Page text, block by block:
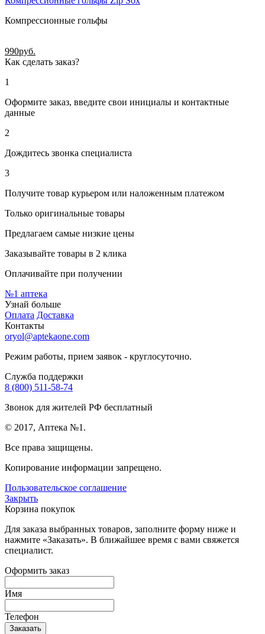
Компрессионные гольфы
990руб.
Как сделать заказ?
1
Оформите заказ, введите свои инициалы и контактные
данные
2
Дождитесь звонка специалиста
3
Получите товар курьером или наложенным платежом
Только оригинальные товары
Предлагаем самые низкие цены
Заказывайте товары в 2 клика
Оплачивайте при получении
№1 аптека
Узнай больше
Оплата Доставка
Контакты
oryol@aptekaone.com
Режим работы, прием заявок - круглосуточно.
Служба поддержки
8 (800) 511-58-74
Звонок для жителей РФ бесплатный
© 2017, Аптека №1.
Все права защищены.
Копирование информации запрещено.
Пользовательское соглашение
Закрыть
Корзина покупок
Для заказа выбранных товаров, заполните форму ниже и
нажмите «Заказать». В ближайшее время с вами свяжется
специалист.
Оформить заказ
Имя
Телефон